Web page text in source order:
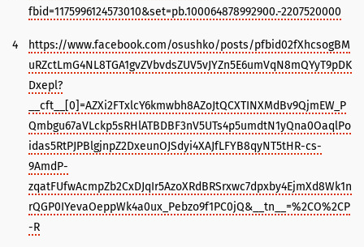
fbid=1175996124573010&set=pb.100064878992900.-2207520000
4
https://www.facebook.com/osushko/posts/pfbid02fXhcsogBM
uRZctLmG4NL8TGA1gvZVbvdsZUV5vJYZn5E6umVqN8mQYyT9pDK
Dxepl?
__cft__[0]=AZXi2FTxlcY6kmwbh8AZoJtQCXTINXMdBv9QjmEW_P
Qmbgu67aVLckp5sRHlATBDBF3nV5UTs4p5umdtN1yQna0OaqlPo
idas5RtPJPBlgjnpZ2DxeunOJSdyi4XAJfLFYB8qyNT5tHR-cs-
9AmdP-
zqatFUfwAcmpZb2CxDJqIr5AzoXRdBRSrxwc7dpxby4EjmXd8Wk1n
rQGP0IYevaOeppWk4a0ux_Pebzo9f1PC0jQ&__tn__=%2CO%2CP
-R